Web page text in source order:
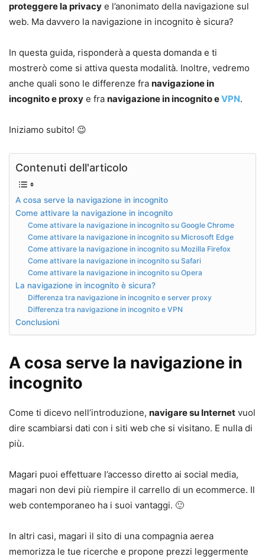
proteggere la privacy e l’anonimato della navigazione sul
web. Ma davvero la navigazione in incognito è sicura?
In questa guida, risponderà a questa domanda e ti
mostrerò come si attiva questa modalità. Inoltre, vedremo
anche quali sono le differenze fra navigazione in
incognito e proxy e fra navigazione in incognito eVPN.
Iniziamo subito! 😉
Contenuti dell'articolo
A cosa serve la navigazione in incognito
Come attivare la navigazione in incognito
Come attivare la navigazione in incognito su Google Chrome
Come attivare la navigazione in incognito su Microsoft Edge
Come attivare la navigazione in incognito su Mozilla Firefox
Come attivare la navigazione in incognito su Safari
Come attivare la navigazione in incognito su Opera
La navigazione in incognito è sicura?
Differenza tra navigazione in incognito e server proxy
Differenza tra navigazione in incognito e VPN
Conclusioni
A cosa serve la navigazione in
incognito
Come ti dicevo nell’introduzione, navigare su Internet vuol
dire scambiarsi dati con i siti web che si visitano. E nulla di
più.
Magari puoi effettuare l’accesso diretto ai social media,
magari non devi più riempire il carrello di un ecommerce. Il
web contemporaneo ha i suoi vantaggi. 🙂
In altri casi, magari il sito di una compagnia aerea
memorizza le tue ricerche e propone prezzi leggermente